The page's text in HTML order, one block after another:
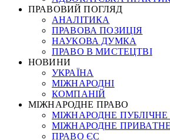
ПРАВОВИЙ ПОГЛЯД
АНАЛІТИКА
ПРАВОВА ПОЗИЦІЯ
НАУКОВА ДУМКА
ПРАВО В МИСТЕЦТВІ
НОВИНИ
УКРАЇНА
МІЖНАРОДНІ
КОМПАНІЙ
МІЖНАРОДНЕ ПРАВО
МІЖНАРОДНЕ ПУБЛІЧНЕ
МІЖНАРОДНЕ
ПРАВО ЄС